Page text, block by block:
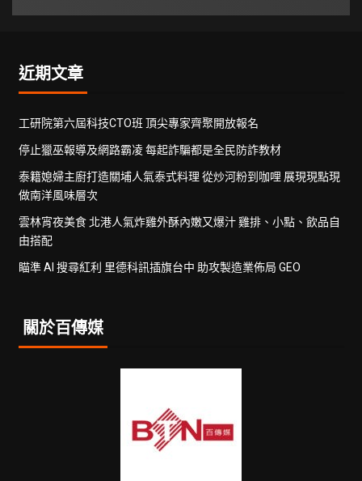
近期文章
工研院第六屆科技CTO班 頂尖專家齊聚開放報名
停止獵巫報導及網路霸凌 每起詐騙都是全民防詐教材
泰籍媳婦主廚打造關埔人氣泰式料理 從炒河粉到咖哩 展現現點現
做南洋風味層次
雲林宵夜美食 北港人氣炸雞外酥內嫩又爆汁 雞排、小點、飲品自
由搭配
瞄準 AI 搜尋紅利 里德科訊插旗台中 助攻製造業佈局 GEO
關於百傳媒